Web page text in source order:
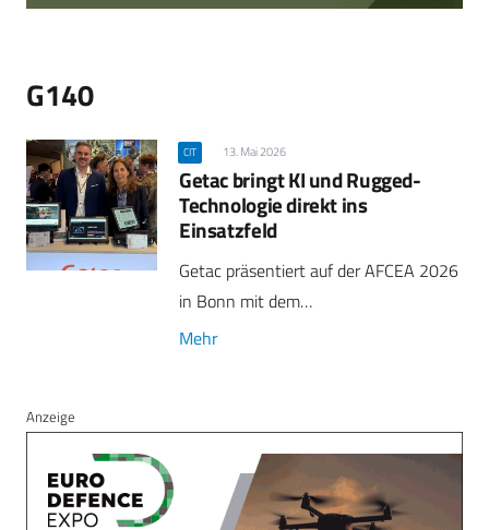
G140
CIT 13. Mai 2026
Getac bringt KI und Rugged-
Technologie direkt ins
Einsatzfeld
Getac präsentiert auf der AFCEA 2026
in Bonn mit dem…
Mehr
Anzeige